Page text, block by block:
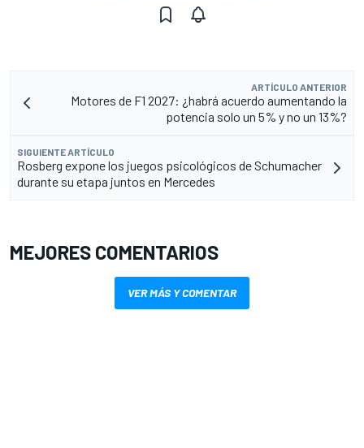
ARTÍCULO ANTERIOR
Motores de F1 2027: ¿habrá acuerdo aumentando la
potencia solo un 5% y no un 13%?
SIGUIENTE ARTÍCULO
Rosberg expone los juegos psicológicos de Schumacher
durante su etapa juntos en Mercedes
MEJORES COMENTARIOS
VER MÁS Y COMENTAR